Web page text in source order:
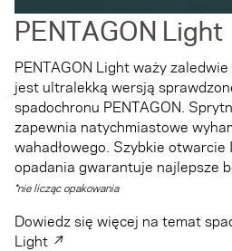
PENTAGON Light
PENTAGON Light waży
jest ultralekką wersją
spadochronu PENTAGON.
zapewnia natychmiastowe
wahadłowego. Szybkie otwarcie
opadania gwarantuje najlepsze
*nie licząc opakowania
Dowiedz się więcej na temat
Light ↗